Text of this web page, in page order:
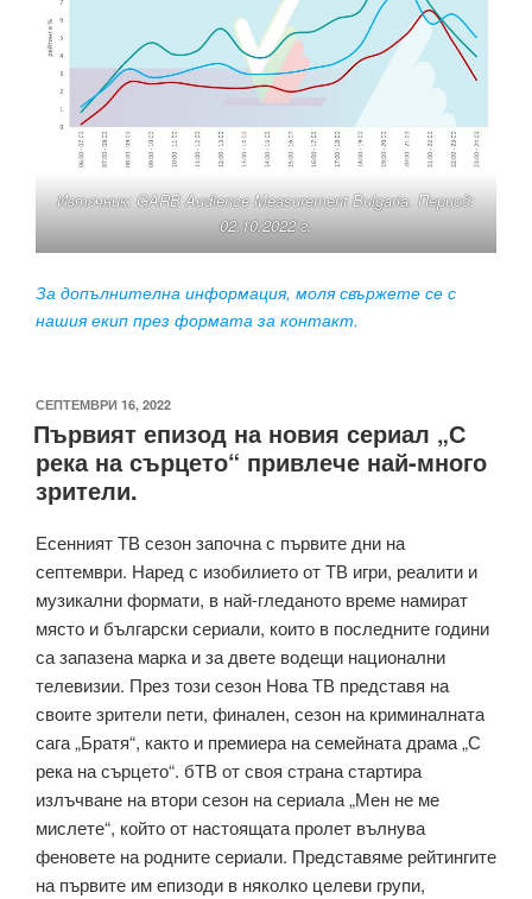
Източник: GARB Audience Measurement Bulgaria. Период:
02.10.2022 г.
За допълнителна информация, моля свържете се с
нашия екип през формата за контакт.
ПУБЛИКУВАНО
НА
СЕПТЕМВРИ 16, 2022
Първият епизод на новия сериал „С
река на сърцето“ привлече най-много
зрители.
Есенният ТВ сезон започна с първите дни на
септември. Наред с изобилието от ТВ игри, реалити и
музикални формати, в най-гледаното време намират
място и български сериали, които в последните години
са запазена марка и за двете водещи национални
телевизии. През този сезон Нова ТВ представя на
своите зрители пети, финален, сезон на криминалната
сага „Братя“, както и премиера на семейната драма „С
река на сърцето“. бТВ от своя страна стартира
излъчване на втори сезон на сериала „Мен не ме
мислете“, който от настоящата пролет вълнува
феновете на родните сериали. Представяме рейтингите
на първите им епизоди в няколко целеви групи,